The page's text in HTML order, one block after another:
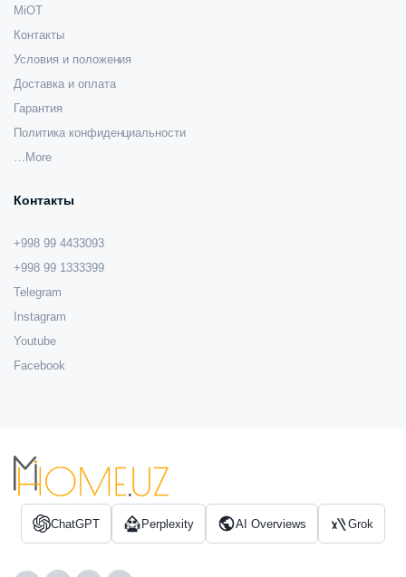
MiOT
Контакты
Условия и положения
Доставка и оплата
Гарантия
Политика конфиденциальности
…More
Контакты
+998 99 4433093
+998 99 1333399
Telegram
Instagram
Youtube
Facebook
ChatGPT Perplexity AI Overviews Grok